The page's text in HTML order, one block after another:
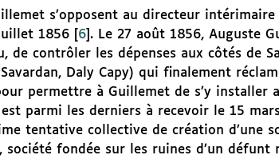
s’opposent au directeur
1856[ 6] . Le 27 août 1856, Auguste
de contrôler les dépenses aux côtés de
Daly Capy) qui finalement
permettre à Guillemet de s’y installer
parmi les derniers à recevoir le 15
tentative collective de création d’une
société fondée sur les ruines d’un défunt